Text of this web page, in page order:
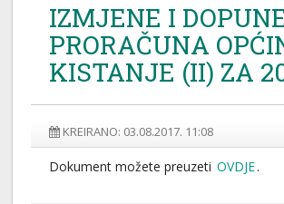
IZMJENE I
PRORAČUNA
KISTANJE (II) ZA
KREIRANO: 03.08.2017. 11:08
Dokument možete preuzeti OVDJE.